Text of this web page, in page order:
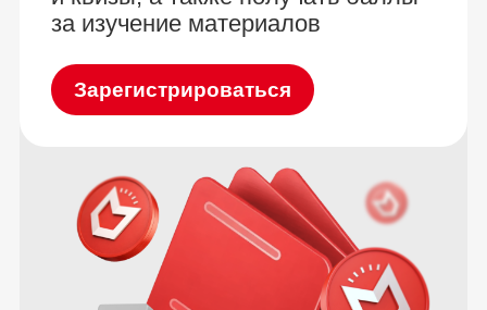
за изучение материалов
Зарегистрироваться